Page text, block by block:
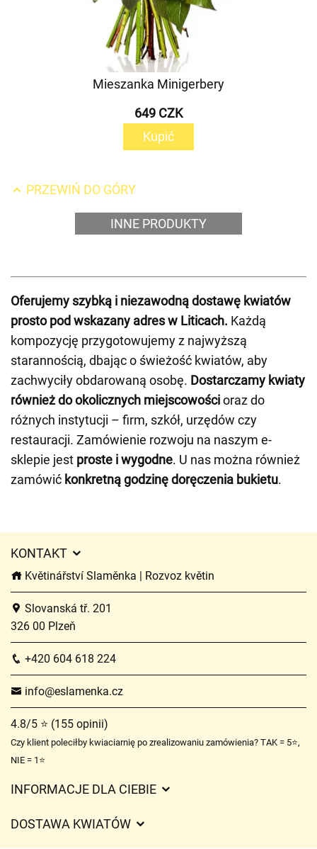
Mieszanka Minigerbery
649 CZK
Kupić
PRZEWIŃ DO GÓRY
INNE PRODUKTY
Oferujemy szybką i niezawodną dostawę kwiatów
prosto pod wskazany adres w Liticach. Każdą
kompozycję przygotowujemy z najwyższą
starannością, dbając o świeżość kwiatów, aby
zachwyciły obdarowaną osobę. Dostarczamy kwiaty
również do okolicznych miejscowościoraz do
różnych instytucji – firm, szkół, urzędów czy
restauracji. Zamówienie rozwoju na naszym e-
sklepie jest proste i wygodne. U nas można również
zamówić konkretną godzinę doręczenia bukietu.
KONTAKT
Květinářství Slaměnka | Rozvoz květin
Slovanská tř. 201
326 00 Plzeň
+420 604 618 224
info@eslamenka.cz
4.8/5 ⭐ (155 opinii)
Czy klient poleciłby kwiaciarnię po zrealizowaniu zamówienia? TAK = 5⭐,
NIE = 1⭐
INFORMACJE DLA CIEBIE
DOSTAWA KWIATÓW